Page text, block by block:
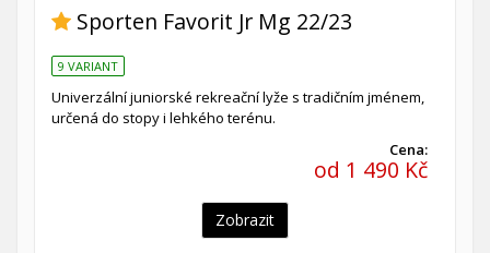
Sporten Favorit Jr Mg 22/23
9 VARIANT
Univerzální juniorské rekreační lyže s tradičním jménem,
určená do stopy i lehkého terénu.
Cena:
od 1 490 Kč
Zobrazit